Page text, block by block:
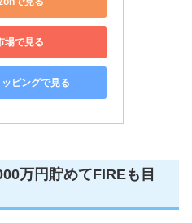
場で見る
ピングで見る
万円貯めてFIREも目